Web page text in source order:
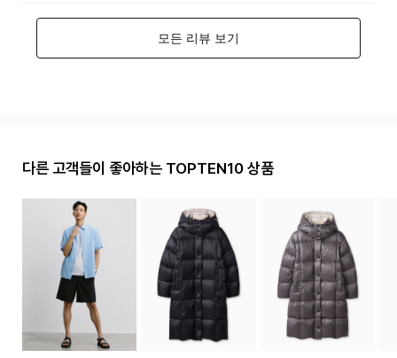
다른 고객들이 좋아하는 TOPTEN10 상품